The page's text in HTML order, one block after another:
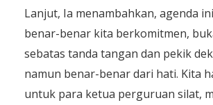
Lanjut, Ia menambahkan, agenda
benar-benar kita berkomitmen,
sebatas tanda tangan dan pekik
namun benar-benar dari hati. Kita
untuk para ketua perguruan silat,